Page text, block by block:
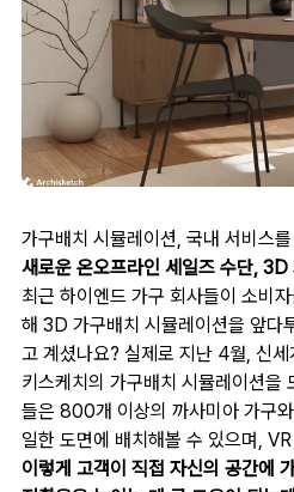
가구배치 시뮬레이션, 국내 서비스
새로운 온오프라인 세일즈 수단, 3D
최근 하이엔드 가구 회사들이 소비
해 3D 가구배치 시뮬레이션을 앞다
고 계셨나요? 실제로 지난 4월, 신
키스케치의 가구배치 시뮬레이션을
들은 800개 이상의 까사미아 가구
일한 도면에 배치해볼 수 있으며,
이렇게 고객이 직접 자신의 공간에